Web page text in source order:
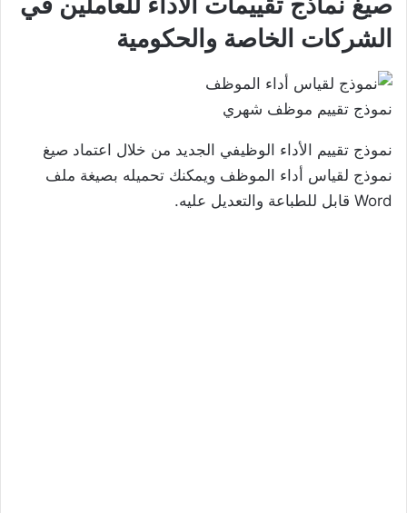
الشركات الخاصة والحكومية
نموذج تقييم موظف شهري
نموذج تقييم الأداء الوظيفي الجديد من خلال اعتماد صيغ
نموذج لقياس أداء الموظف ويمكنك تحميله بصيغة ملف
Word قابل للطباعة والتعديل عليه.